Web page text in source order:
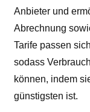
Anbieter und
Abrechnung
Tarife passen
sodass
können, indem
günstigsten ist.